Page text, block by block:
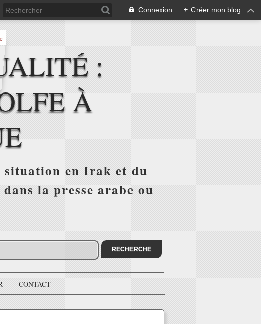
Connexion + Créer mon blog
:
À
situation en Irak et du
la presse arabe ou
CONTACT